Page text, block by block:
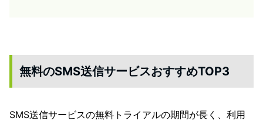
無料のSMS送信サービスおすすめTOP3
SMS送信サービスの無料トライアルの期間が長く、利用